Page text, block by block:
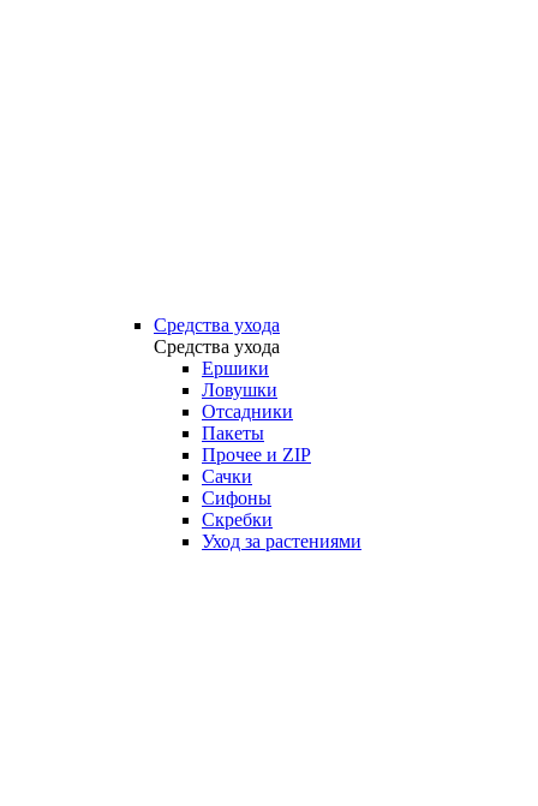
Средства ухода
Средства ухода
Ершики
Ловушки
Отсадники
Пакеты
Прочее и ZIP
Сачки
Сифоны
Скребки
Уход за растениями